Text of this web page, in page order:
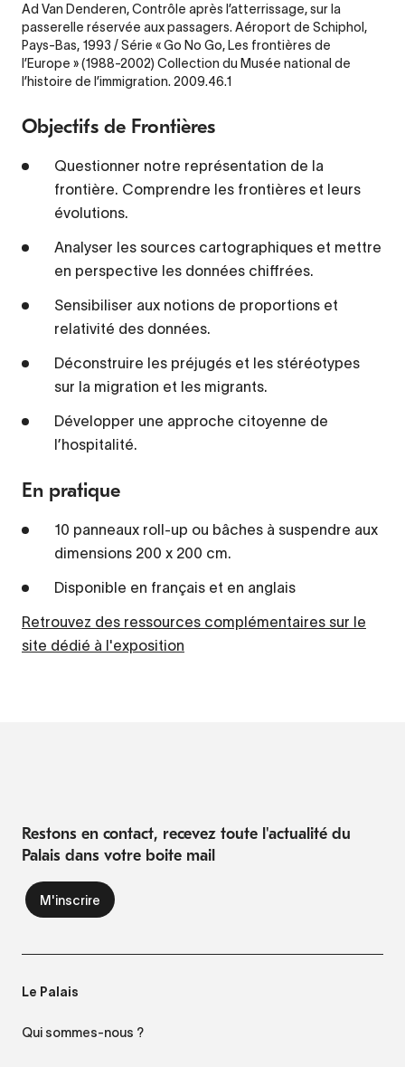
Ad Van Denderen, Contrôle après l’atterrissage, sur la
passerelle réservée aux passagers. Aéroport de Schiphol,
Pays-Bas, 1993 / Série « Go No Go, Les frontières de
l’Europe » (1988-2002) Collection du Musée national de
l’histoire de l’immigration. 2009.46.1
Objectifs de Frontières
Questionner notre représentation de la
frontière. Comprendre les frontières et leurs
évolutions.
Analyser les sources cartographiques et mettre
en perspective les données chiffrées.
Sensibiliser aux notions de proportions et
relativité des données.
Déconstruire les préjugés et les stéréotypes
sur la migration et les migrants.
Développer une approche citoyenne de
l’hospitalité.
En pratique
10 panneaux roll-up ou bâches à suspendre aux
dimensions 200 x 200 cm.
Disponible en français et en anglais
Retrouvez des ressources complémentaires sur le
site dédié à l'exposition
Restons en contact, recevez toute l'actualité du
Palais dans votre boite mail
Le Palais
Qui sommes-nous ?